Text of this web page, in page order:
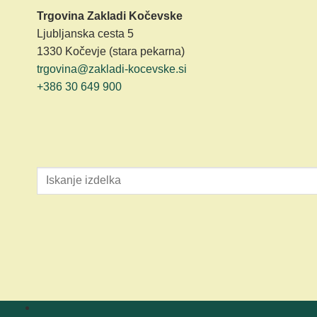
Trgovina Zakladi Kočevske
Ljubljanska cesta 5
1330 Kočevje (stara pekarna)
trgovina@zakladi-kocevske.si
+386 30 649 900